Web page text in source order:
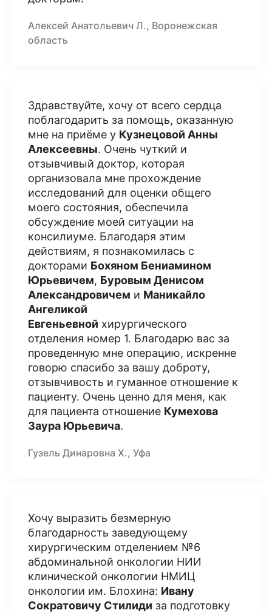
Алексей Анатольевич Л., Воронежская
область
Здравствуйте, хочу от всего сердца
поблагодарить за помощь, оказанную
мне на приёме у Кузнецовой Анны
Алексеевны. Очень чуткий и
отзывчивый доктор, которая
организовала мне прохождение
исследований для оценки общего
моего состояния, обеспечила
обсуждение моей ситуации на
консилиуме. Благодаря этим
действиям, я познакомилась с
докторами Бохяном Бениамином
Юрьевичем, Буровым Денисом
Александровичем и Маникайло
Ангеликой
Евгеньевной хирургического
отделения номер 1. Благодарю вас за
проведенную мне операцию, искренне
говорю спасибо за вашу доброту,
отзывчивость и гуманное отношение к
пациенту. Очень ценно для меня, как
для пациента отношение Кумехова
Заура Юрьевича.
Гузель Динаровна Х., Уфа
Хочу выразить безмерную
благодарность заведующему
хирургическим отделением №6
абдоминальной онкологии НИИ
клинической онкологии НМИЦ
онкологии им. Блохина: Ивану
Сократовичу Стилиди за подготовку